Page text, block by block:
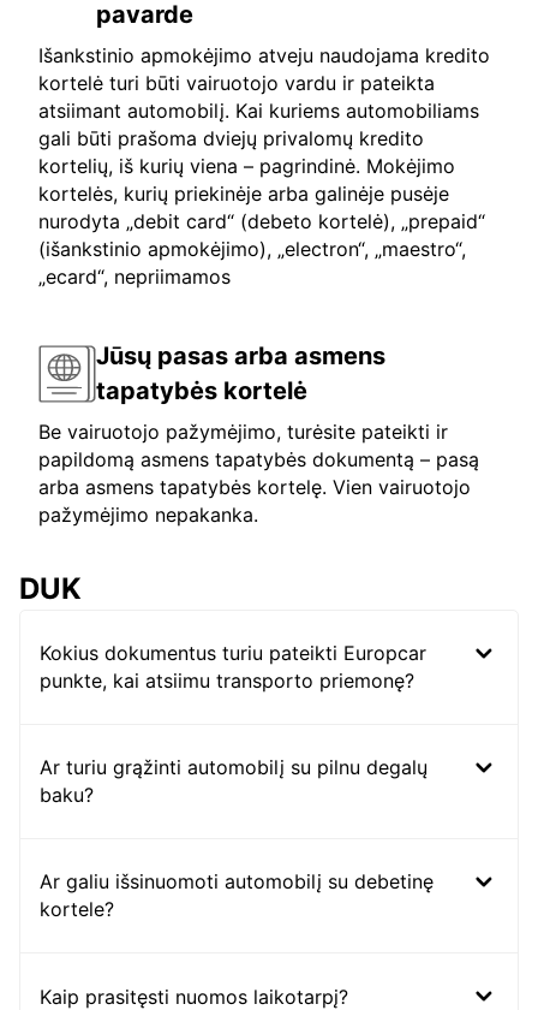
pavarde
Išankstinio apmokėjimo atveju naudojama kredito
kortelė turi būti vairuotojo vardu ir pateikta
atsiimant automobilį. Kai kuriems automobiliams
gali būti prašoma dviejų privalomų kredito
kortelių, iš kurių viena – pagrindinė. Mokėjimo
kortelės, kurių priekinėje arba galinėje pusėje
nurodyta „debit card“ (debeto kortelė), „prepaid“
(išankstinio apmokėjimo), „electron“, „maestro“,
„ecard“, nepriimamos
Jūsų pasas arba asmens
tapatybės kortelė
Be vairuotojo pažymėjimo, turėsite pateikti ir
papildomą asmens tapatybės dokumentą – pasą
arba asmens tapatybės kortelę. Vien vairuotojo
pažymėjimo nepakanka.
DUK
Kokius dokumentus turiu pateikti Europcar
punkte, kai atsiimu transporto priemonę?
Ar turiu grąžinti automobilį su pilnu degalų
baku?
Ar galiu išsinuomoti automobilį su debetinę
kortele?
Kaip prasitęsti nuomos laikotarpį?